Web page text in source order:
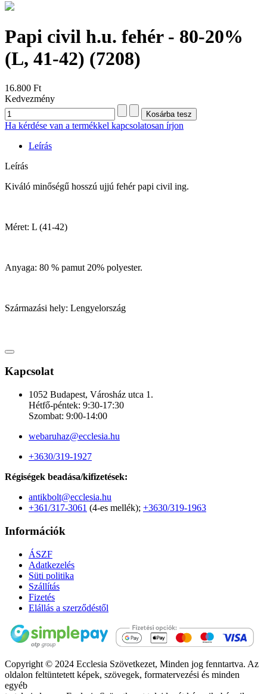
Papi civil h.u. fehér - 80-20%
(L, 41-42) (7208)
16.800 Ft
Kedvezmény
Ha kérdése van a termékkel kapcsolatosan írjon
Leírás
Leírás
Kiváló minőségű hosszú ujjú fehér papi civil ing.
Méret: L (41-42)
Anyaga: 80 % pamut 20% polyester.
Származási hely: Lengyelország
Kapcsolat
1052 Budapest, Városház utca 1.
Hétfő-péntek: 9:30-17:30
Szombat: 9:00-14:00
webaruhaz@ecclesia.hu
+3630/319-1927
Régiségek beadása/kifizetések:
antikbolt@ecclesia.hu
+361/317-3061 (4-es mellék); +3630/319-1963
Információk
ÁSZF
Adatkezelés
Süti politika
Szállítás
Fizetés
Elállás a szerződéstől
Copyright © 2024 Ecclesia Szövetkezet, Minden jog fenntartva. Az
oldalon feltüntetett képek, szövegek, formatervezési és minden
egyéb